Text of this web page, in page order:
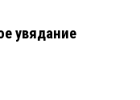
увядание